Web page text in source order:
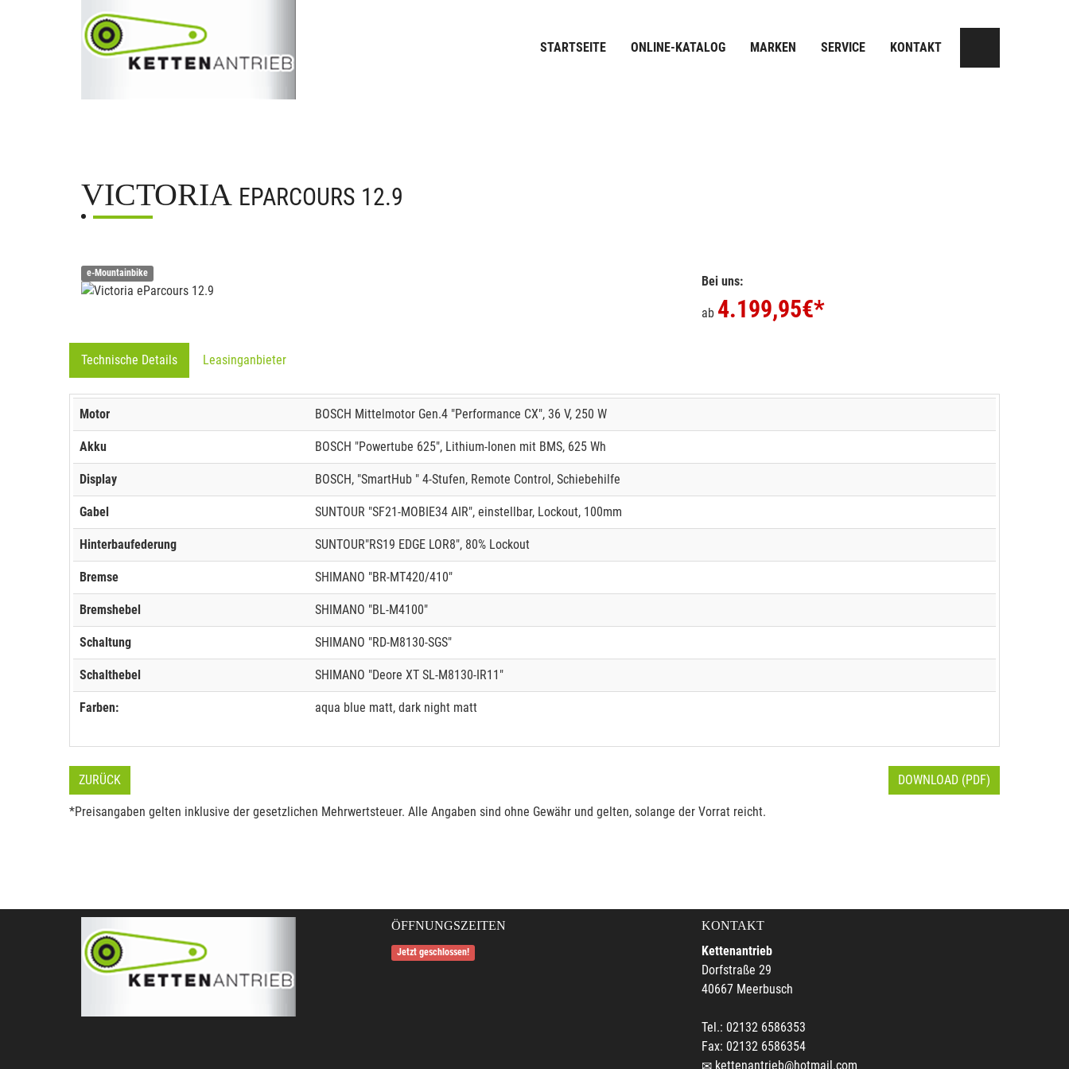
STARTSEITE ONLINE-KATALOG MARKEN SERVICE KONTAKT
VICTORIA EPARCOURS 12.9
e-Mountainbike
Bei uns:
ab 4.199,95€*
Technische Details Leasinganbieter
Motor BOSCH Mittelmotor Gen.4 "Performance CX", 36 V, 250 W
Akku BOSCH "Powertube 625", Lithium-Ionen mit BMS, 625 Wh
Display BOSCH, "SmartHub " 4-Stufen, Remote Control, Schiebehilfe
Gabel SUNTOUR "SF21-MOBIE34 AIR", einstellbar, Lockout, 100mm
Hinterbaufederung SUNTOUR"RS19 EDGE LOR8", 80% Lockout
Bremse SHIMANO "BR-MT420/410"
Bremshebel SHIMANO "BL-M4100"
Schaltung SHIMANO "RD-M8130-SGS"
Schalthebel SHIMANO "Deore XT SL-M8130-IR11"
Farben: aqua blue matt, dark night matt
ZURÜCK DOWNLOAD (PDF)
*Preisangaben gelten inklusive der gesetzlichen Mehrwertsteuer. Alle Angaben sind ohne Gewähr und gelten, solange der Vorrat reicht.
ÖFFNUNGSZEITEN
Jetzt geschlossen!
KONTAKT
Kettenantrieb
Dorfstraße 29
40667 Meerbusch
Tel.: 02132 6586353
Fax: 02132 6586354
kettenantrieb@hotmail.com